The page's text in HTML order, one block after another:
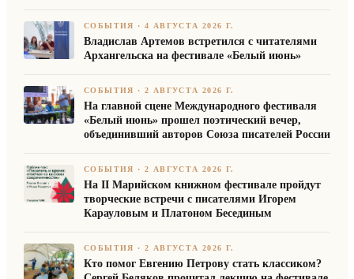
СОБЫТИЯ ·4 АВГУСТА 2026 Г.
Владислав Артемов встретился с читателями
Архангельска на фестивале «Белый июнь»
СОБЫТИЯ ·2 АВГУСТА 2026 Г.
На главной сцене Международного фестиваля
«Белый июнь» прошел поэтический вечер,
объединивший авторов Союза писателей России
СОБЫТИЯ ·2 АВГУСТА 2026 Г.
На II Марийском книжном фестивале пройдут
творческие встречи с писателями Игорем
Карауловым и Платоном Бесединым
СОБЫТИЯ ·2 АВГУСТА 2026 Г.
Кто помог Евгению Петрову стать классиком?